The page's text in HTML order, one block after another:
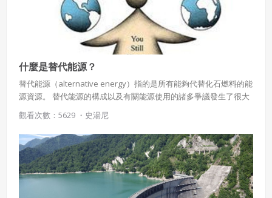
什麼是替代能源？
替代能源（alternative energy）指的是所有能夠代替化石燃料的能
源資源。 替代能源的構成以及有關能源使用的諸多爭議發生了很大
變化。如今，伴隨著可選擇能源的增加以及能源使用目的的多樣
性，人們在是否將一種能源劃分為替代能源上產生了很大分歧。
觀看次數：5629 ・ 史湯尼